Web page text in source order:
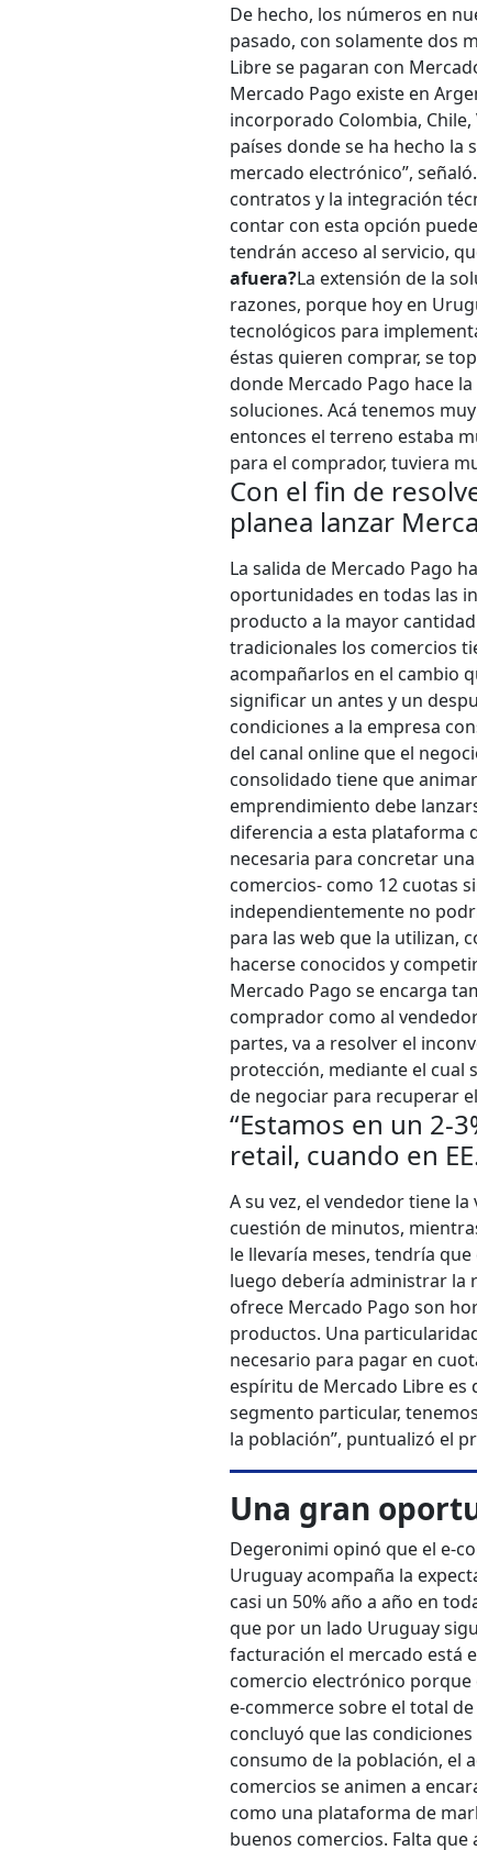
De hecho, los números en
pasado, con solamente dos
Libre se pagaran con
Mercado Pago existe en
incorporado Colombia,
países donde se ha hecho
mercado electrónico”,
contratos y la integración
contar con esta opción
tendrán acceso al servicio,
afuera?La extensión de la
razones, porque hoy en
tecnológicos para
éstas quieren comprar, se
donde Mercado Pago hace
soluciones. Acá tenemos
entonces el terreno estaba
para el comprador, tuviera
Con el fin de
planea lanzar
La salida de Mercado Pago
oportunidades en todas las
producto a la mayor
tradicionales los comercios
acompañarlos en el cambio
significar un antes y un
condiciones a la empresa
del canal online que el
consolidado tiene que
emprendimiento debe
diferencia a esta plataforma
necesaria para concretar
comercios- como 12 cuotas
independientemente no
para las web que la utilizan,
hacerse conocidos y
Mercado Pago se encarga
comprador como al
partes, va a resolver el
protección, mediante el cual
de negociar para recuperar
“Estamos en un 2-
retail, cuando en
A su vez, el vendedor tiene
cuestión de minutos,
le llevaría meses, tendría
luego debería administrar la
ofrece Mercado Pago son
productos. Una
necesario para pagar en
espíritu de Mercado Libre es
segmento particular,
la población”, puntualizó el
Una gran
Degeronimi opinó que el e-
Uruguay acompaña la
casi un 50% año a año en
que por un lado Uruguay
facturación el mercado está
comercio electrónico porque
e-commerce sobre el total de
concluyó que las
consumo de la población, el
comercios se animen a
como una plataforma de
buenos comercios. Falta